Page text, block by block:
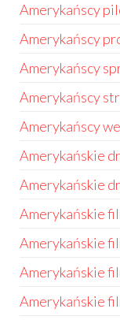
Amerykańscy
Amerykańscy
Amerykańscy
Amerykańscy
Amerykańscy
Amerykańskie
Amerykańskie
Amerykańskie
Amerykańskie
Amerykańskie
Amerykańskie